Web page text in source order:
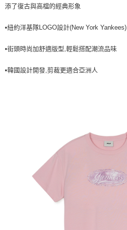
7-11取貨<不支援離島取退>
每筆NT$80，滿NT$699(含以上)免運費
添了復古與高檔的經典形象
•紐約洋基隊LOGO設計(New York Yankees)
•街頭時尚加舒適版型,輕鬆搭配潮流品味
•韓國設計開發,剪裁更適合亞洲人